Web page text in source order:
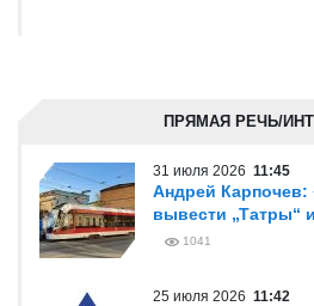
ПРЯМАЯ РЕЧЬ/
31 июля 2026 11:45
Андрей
вывести „Татры“
1041
25 июля 2026 11:42